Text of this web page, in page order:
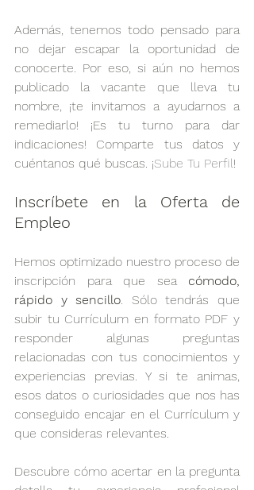
Además, tenemos todo pensado para
no dejar escapar la oportunidad de
conocerte. Por eso, si aún no hemos
publicado la vacante que lleva tu
nombre, ¡te invitamos a ayudarnos a
remediarlo! ¡Es tu turno para dar
indicaciones! Comparte tus datos y
cuéntanos qué buscas. ¡Sube Tu Perfil!
Inscríbete en la Oferta de
Empleo
Hemos optimizado nuestro proceso de
inscripción para que sea cómodo,
rápido y sencillo . Sólo tendrás que
subir tu Currículum en formato PDF y
responder algunas preguntas
relacionadas con tus conocimientos y
experiencias previas. Y si te animas,
esos datos o curiosidades que nos has
conseguido encajar en el Currículum y
que consideras relevantes.
Descubre cómo acertar en la pregunta